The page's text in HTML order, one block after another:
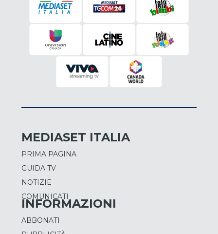
MEDIASET ITALIA
PRIMA PAGINA
GUIDA TV
NOTIZIE
COMUNICATI
INFORMAZIONI
ABBONATI